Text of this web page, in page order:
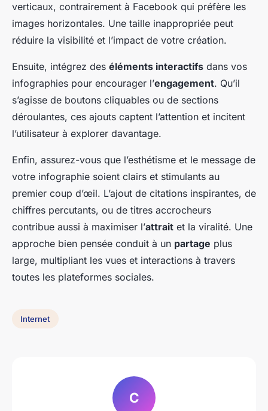
verticaux, contrairement à Facebook qui préfère les
images horizontales. Une taille inappropriée peut
réduire la visibilité et l’impact de votre création.
Ensuite, intégrez des éléments interactifs dans vos
infographies pour encourager l’engagement. Qu’il
s’agisse de boutons cliquables ou de sections
déroulantes, ces ajouts captent l’attention et incitent
l’utilisateur à explorer davantage.
Enfin, assurez-vous que l’esthétisme et le message de
votre infographie soient clairs et stimulants au
premier coup d’œil. L’ajout de citations inspirantes, de
chiffres percutants, ou de titres accrocheurs
contribue aussi à maximiser l’attrait et la viralité. Une
approche bien pensée conduit à un partage plus
large, multipliant les vues et interactions à travers
toutes les plateformes sociales.
Internet
C